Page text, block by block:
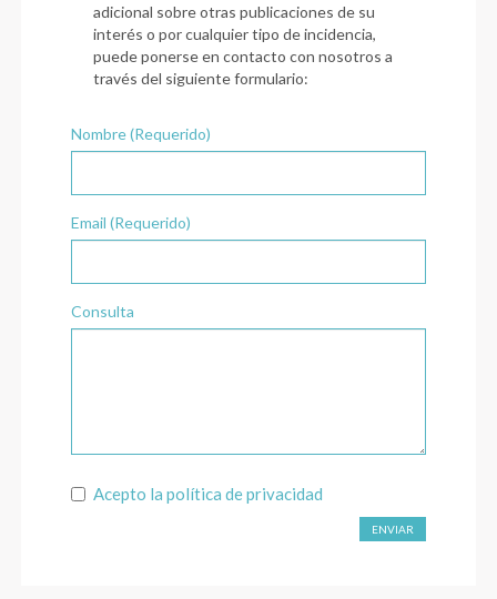
adicional sobre otras publicaciones de su
interés o por cualquier tipo de incidencia,
puede ponerse en contacto con nosotros a
través del siguiente formulario:
Nombre (Requerido)
Email (Requerido)
Consulta
Acepto lapolítica de privacidad
ENVIAR